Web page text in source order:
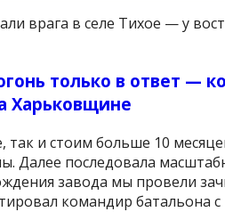
врага в селе Тихое — у
только в ответ —
Харьковщине
так и стоим больше 10
Далее последовала
завода мы провели
командир батальона